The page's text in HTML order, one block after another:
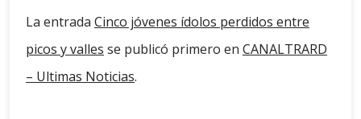
La entrada Cinco jóvenes ídolos perdidos entre
picos y valles se publicó primero en CANALTRARD
– Ultimas Noticias.